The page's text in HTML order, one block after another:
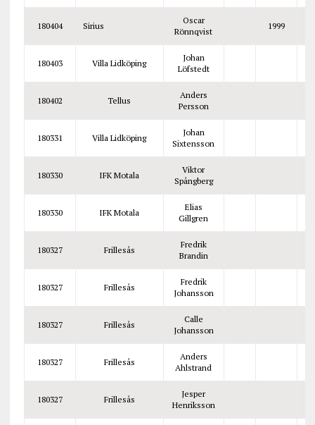
180404 Sirius
Oscar
Rönnqvist
1999
180403 Villa Lidköping
Johan
Löfstedt
180402 Tellus
Anders
Persson
180331 Villa Lidköping
Johan
Sixtensson
180330 IFK Motala
Viktor
Spångberg
180330 IFK Motala
Elias
Gillgren
180327 Frillesås
Fredrik
Brandin
180327 Frillesås
Fredrik
Johansson
180327 Frillesås
Calle
Johansson
180327 Frillesås
Anders
Ahlstrand
180327 Frillesås
Jesper
Henriksson